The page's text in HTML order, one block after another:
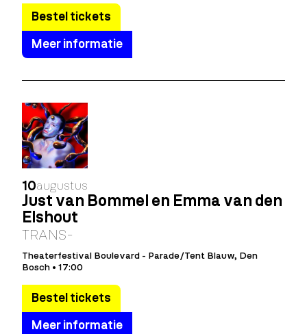
Bestel tickets
Meer informatie
10augustus
Just van Bommel en Emma van den
Elshout
TRANS-
Theaterfestival Boulevard - Parade/Tent Blauw, Den
Bosch • 17:00
Bestel tickets
Meer informatie